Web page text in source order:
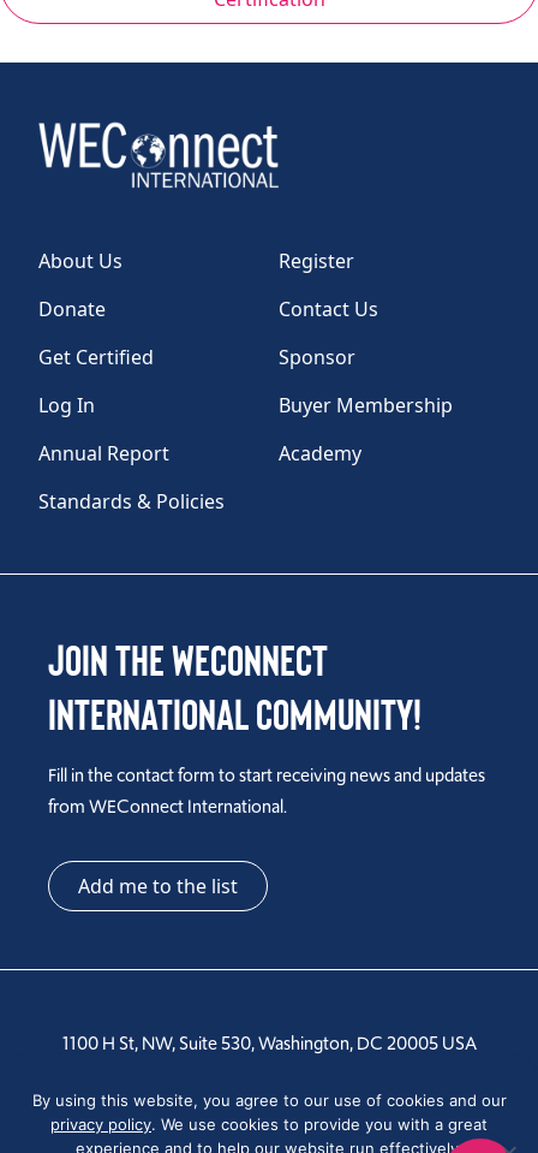
About Us
Register
Donate
Contact Us
Get Certified
Sponsor
Log In
Buyer Membership
Annual Report
Academy
Standards & Policies
Join the WEConnect
International Community!
Fill in the contact form to start receiving news and updates
from WEConnect International.
Add me to the list
1100 H St, NW, Suite 530, Washington, DC 20005 USA
Tel: +1 202-810-6000
By using this website, you agree to our use of cookies and our
privacy policy. We use cookies to provide you with a great
experience and to help our website run effectively.